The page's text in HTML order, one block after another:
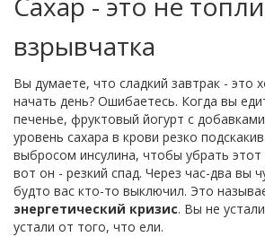
взрывчатка
Вы думаете, что сладкий завтрак - это
начать день? Ошибаетесь. Когда вы
печенье, фруктовый йогурт с
уровень сахара в крови резко
выбросом инсулина, чтобы убрать этот
вот он - резкий спад. Через час-два вы
будто вас кто-то выключил. Это
энергетический кризис. Вы не
устали от того, что ели.